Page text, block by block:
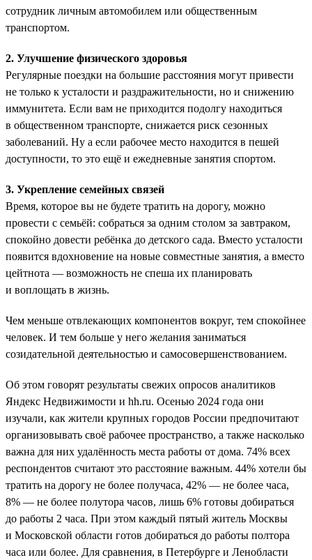
сотрудник личным автомобилем или общественным
транспортом.
2. Улучшение физического здоровья
Регулярные поездки на большие расстояния могут привести
не только к усталости и раздражительности, но и снижению
иммунитета. Если вам не приходится подолгу находиться
в общественном транспорте, снижается риск сезонных
заболеваний. Ну а если рабочее место находится в пешей
доступности, то это ещё и ежедневные занятия спортом.
3. Укрепление семейных связей
Время, которое вы не будете тратить на дорогу, можно
провести с семьёй: собраться за одним столом за завтраком,
спокойно довести ребёнка до детского сада. Вместо усталости
появится вдохновение на новые совместные занятия, а вместо
цейтнота — возможность не спеша их планировать
и воплощать в жизнь.
Чем меньше отвлекающих компонентов вокруг, тем спокойнее
человек. И тем больше у него желания заниматься
созидательной деятельностью и самосовершенствованием.
Об этом говорят результаты свежих опросов аналитиков
Яндекс Недвижимости и hh.ru. Осенью 2024 года они
изучали, как жители крупных городов России предпочитают
организовывать своё рабочее пространство, а также насколько
важна для них удалённость места работы от дома. 74% всех
респондентов считают это расстояние важным. 44% хотели бы
тратить на дорогу не более получаса, 42% — не более часа,
8% — не более полутора часов, лишь 6% готовы добираться
до работы 2 часа. При этом каждый пятый житель Москвы
и Московской области готов добираться до работы полтора
часа или более. Для сравнения, в Петербурге и Ленобласти